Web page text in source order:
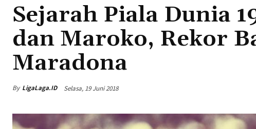
Sejarah Piala Dunia
dan Maroko, Rekor
Maradona
By LigaLaga.ID Selasa, 19 Juni 2018